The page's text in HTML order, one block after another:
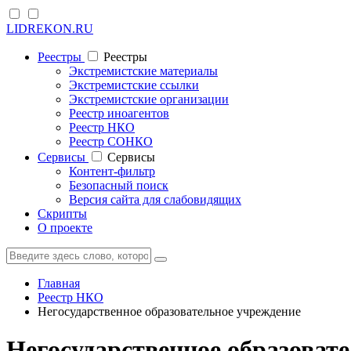
LIDREKON.RU
Реестры
Реестры
Экстремистские материалы
Экстремистские ссылки
Экстремистские организации
Реестр иноагентов
Реестр НКО
Реестр СОНКО
Cервисы
Cервисы
Контент-фильтр
Безопасный поиск
Версия сайта для слабовидящих
Скрипты
О проекте
Главная
Реестр НКО
Негосударственное образовательное учреждение